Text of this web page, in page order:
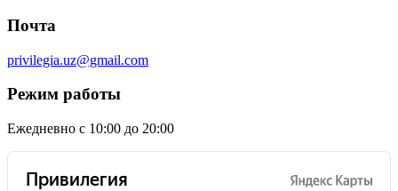
Почта
privilegia.uz@gmail.com
Режим работы
Ежедневно с 10:00 до 20:00